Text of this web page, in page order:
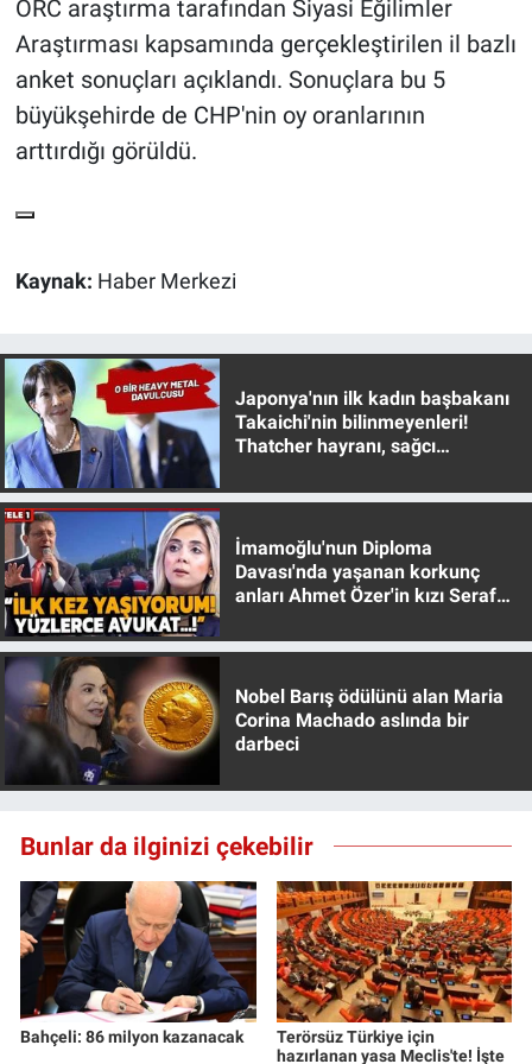
ORC araştırma tarafından Siyasi Eğilimler
Araştırması kapsamında gerçekleştirilen il bazlı
anket sonuçları açıklandı. Sonuçlara bu 5
büyükşehirde de CHP'nin oy oranlarının
arttırdığı görüldü.
Kaynak: Haber Merkezi
Japonya'nın ilk kadın başbakanı
Takaichi'nin bilinmeyenleri!
Thatcher hayranı, sağcı
İmamoğlu'nun Diploma
Davası'nda yaşanan korkunç
anları Ahmet Özer'in kızı Seraf
Nobel Barış ödülünü alan Maria
Corina Machado aslında bir
darbeci
Bunlar da ilginizi çekebilir
Bahçeli: 86 milyon kazanacak
Terörsüz Türkiye için
hazırlanan yasa Meclis'te! İşte
Gündem Özel
Günün görüntüsü
Koronavirüs
Kültür Sanat
Ne demişti
Popüler
Programlar
Sağlık
Spor
Teknoloji
Türkiye'nin Geleceği
Türkiye'nin Gündemi
Yerel Gündem